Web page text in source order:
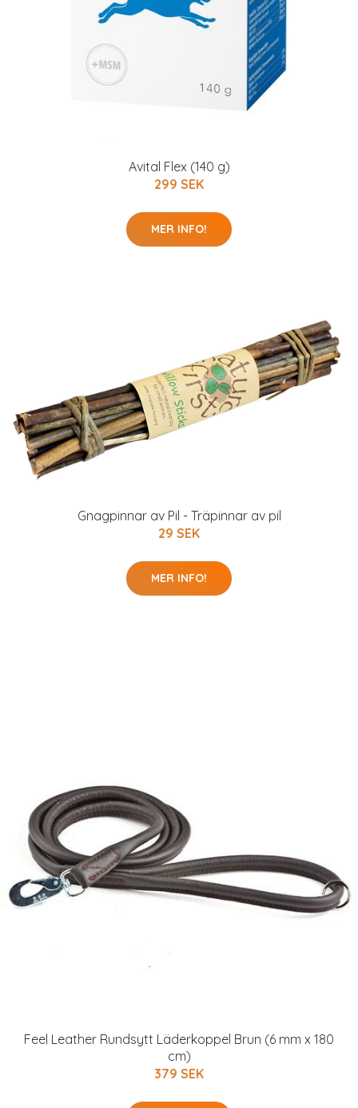
Avital Flex (140 g)
299 SEK
MER INFO!
Gnagpinnar av Pil - Träpinnar av pil
29 SEK
MER INFO!
Feel Leather Rundsytt Läderkoppel Brun (6 mm x 180
cm)
379 SEK